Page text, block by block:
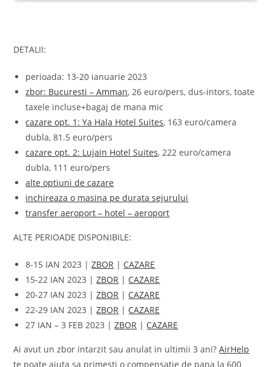
DETALII:
perioada: 13-20 ianuarie 2023
zbor: Bucuresti – Amman, 26 euro/pers, dus-intors, toate
taxele incluse+bagaj de mana mic
cazare opt. 1: Ya Hala Hotel Suites, 163 euro/camera
dubla, 81.5 euro/pers
cazare opt. 2: Lujain Hotel Suites, 222 euro/camera
dubla, 111 euro/pers
alte optiuni de cazare
inchireaza o masina pe durata sejurului
transfer aeroport – hotel – aeroport
ALTE PERIOADE DISPONIBILE:
8-15 IAN 2023 |ZBOR | CAZARE
15-22 IAN 2023 |ZBOR | CAZARE
20-27 IAN 2023 |ZBOR | CAZARE
22-29 IAN 2023 |ZBOR | CAZARE
27 IAN – 3 FEB 2023 |ZBOR | CAZARE
Ai avut un zbor intarzit sau anulat in ultimii 3 ani?AirHelp
te poate ajuta sa primesti o compensatie de pana la 600